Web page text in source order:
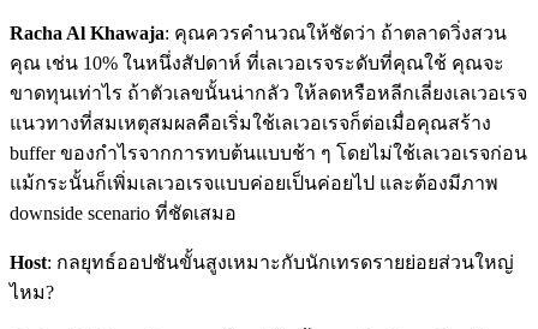
Racha Al Khawaja: คุณควรคำนวณให้ชัดว่า ถ้าตลาดวิ่งสวน
คุณ เช่น 10% ในหนึ่งสัปดาห์ ที่เลเวอเรจระดับที่คุณใช้ คุณจะ
ขาดทุนเท่าไร ถ้าตัวเลขนั้นน่ากลัว ให้ลดหรือหลีกเลี่ยงเลเวอเรจ
แนวทางที่สมเหตุสมผลคือเริ่มใช้เลเวอเรจก็ต่อเมื่อคุณสร้าง
buffer ของกำไรจากการทบต้นแบบช้า ๆ โดยไม่ใช้เลเวอเรจก่อน
แม้กระนั้นก็เพิ่มเลเวอเรจแบบค่อยเป็นค่อยไป และต้องมีภาพ
downside scenario ที่ชัดเสมอ
Host: กลยุทธ์ออปชันขั้นสูงเหมาะกับนักเทรดรายย่อยส่วนใหญ่
ไหม?